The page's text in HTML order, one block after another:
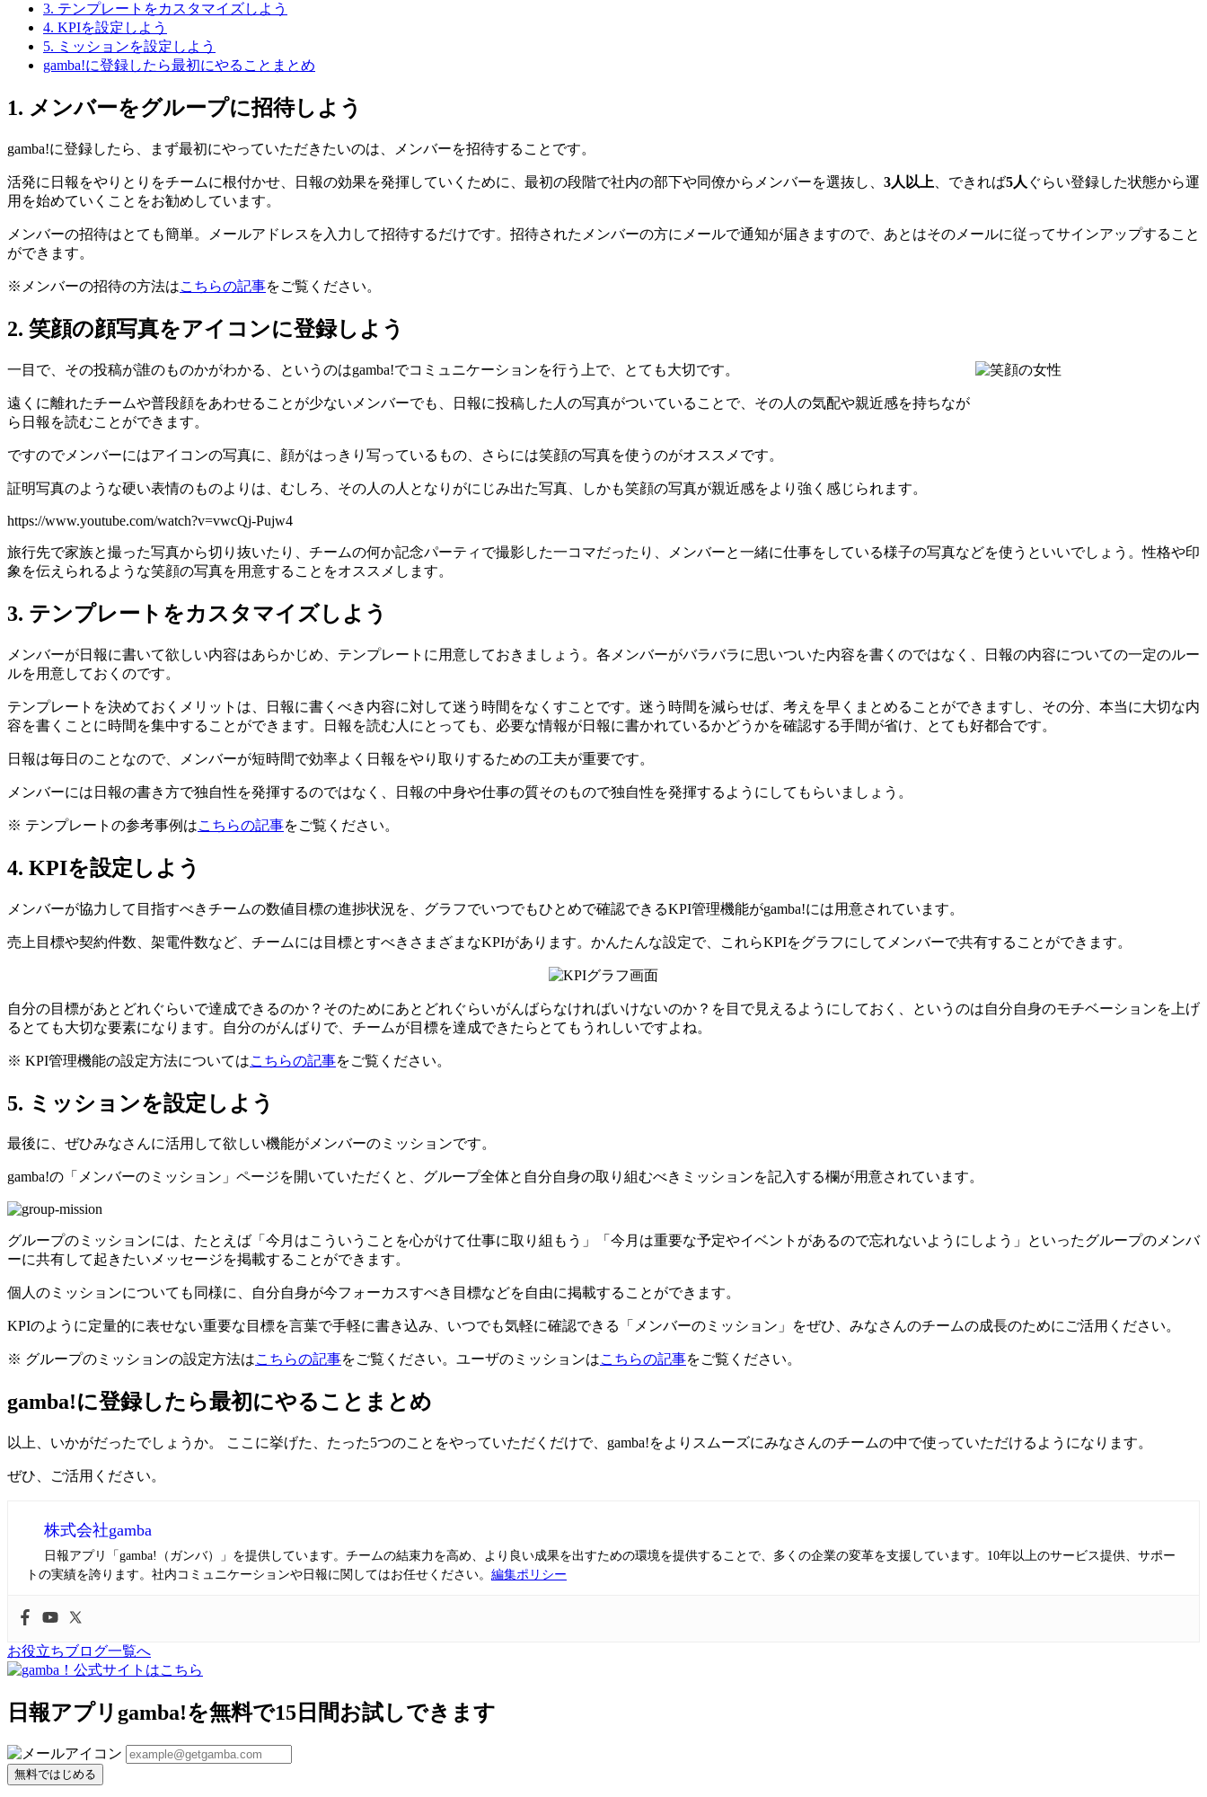
3. テンプレートをカスタマイズしよう
4. KPIを設定しよう
5. ミッションを設定しよう
gamba!に登録したら最初にやることまとめ
1. メンバーをグループに招待しよう
gamba!に登録したら、まず最初にやっていただきたいのは、メンバーを招待することです。
活発に日報をやりとりをチームに根付かせ、日報の効果を発揮していくために、最初の段階で社内の部下や同僚からメンバーを選抜し、 3人以上 、できれば5人 ぐらい登録した状態から運
用を始めていくことをお勧めしています。
メンバーの招待はとても簡単。メールアドレスを入力して招待するだけです。招待されたメンバーの方にメールで通知が届きますので、あとはそのメールに従ってサインアップすること
ができます。
※メンバーの招待の方法はこちらの記事をご覧ください。
2. 笑顔の顔写真をアイコンに登録しよう
一目で、その投稿が誰のものかがわかる、というのはgamba!でコミュニケーションを行う上で、とても大切です。
遠くに離れたチームや普段顔をあわせることが少ないメンバーでも、日報に投稿した人の写真がついていることで、その人の気配や親近感を持ちなが
ら日報を読むことができます。
ですのでメンバーにはアイコンの写真に、顔がはっきり写っているもの、さらには笑顔の写真を使うのがオススメです。
証明写真のような硬い表情のものよりは、むしろ、その人の人となりがにじみ出た写真、しかも笑顔の写真が親近感をより強く感じられます。
https://www.youtube.com/watch?v=vwcQj-Pujw4
旅行先で家族と撮った写真から切り抜いたり、チームの何か記念パーティで撮影した一コマだったり、メンバーと一緒に仕事をしている様子の写真などを使うといいでしょう。性格や印
象を伝えられるような笑顔の写真を用意することをオススメします。
3. テンプレートをカスタマイズしよう
メンバーが日報に書いて欲しい内容はあらかじめ、テンプレートに用意しておきましょう。各メンバーがバラバラに思いついた内容を書くのではなく、日報の内容についての一定のルー
ルを用意しておくのです。
テンプレートを決めておくメリットは、日報に書くべき内容に対して迷う時間をなくすことです。迷う時間を減らせば、考えを早くまとめることができますし、その分、本当に大切な内
容を書くことに時間を集中することができます。日報を読む人にとっても、必要な情報が日報に書かれているかどうかを確認する手間が省け、とても好都合です。
日報は毎日のことなので、メンバーが短時間で効率よく日報をやり取りするための工夫が重要です。
メンバーには日報の書き方で独自性を発揮するのではなく、日報の中身や仕事の質そのもので独自性を発揮するようにしてもらいましょう。
※ テンプレートの参考事例はこちらの記事をご覧ください。
4. KPIを設定しよう
メンバーが協力して目指すべきチームの数値目標の進捗状況を、グラフでいつでもひとめで確認できるKPI管理機能がgamba!には用意されています。
売上目標や契約件数、架電件数など、チームには目標とすべきさまざまなKPIがあります。かんたんな設定で、これらKPIをグラフにしてメンバーで共有することができます。
自分の目標があとどれぐらいで達成できるのか？そのためにあとどれぐらいがんばらなければいけないのか？を目で見えるようにしておく、というのは自分自身のモチベーションを上げ
るとても大切な要素になります。自分のがんばりで、チームが目標を達成できたらとてもうれしいですよね。
※ KPI管理機能の設定方法についてはこちらの記事をご覧ください。
5. ミッションを設定しよう
最後に、ぜひみなさんに活用して欲しい機能がメンバーのミッションです。
gamba!の「メンバーのミッション」ページを開いていただくと、グループ全体と自分自身の取り組むべきミッションを記入する欄が用意されています。
グループのミッションには、たとえば「今月はこういうことを心がけて仕事に取り組もう」「今月は重要な予定やイベントがあるので忘れないようにしよう」といったグループのメンバ
ーに共有して起きたいメッセージを掲載することができます。
個人のミッションについても同様に、自分自身が今フォーカスすべき目標などを自由に掲載することができます。
KPIのように定量的に表せない重要な目標を言葉で手軽に書き込み、いつでも気軽に確認できる「メンバーのミッション」をぜひ、みなさんのチームの成長のためにご活用ください。
※ グループのミッションの設定方法はこちらの記事をご覧ください。ユーザのミッションはこちらの記事をご覧ください。
gamba!に登録したら最初にやることまとめ
以上、いかがだったでしょうか。 ここに挙げた、たった5つのことをやっていただくだけで、gamba!をよりスムーズにみなさんのチームの中で使っていただけるようになります。
ぜひ、ご活用ください。
株式会社gamba
日報アプリ「gamba!（ガンバ）」を提供しています。チームの結束力を高め、より良い成果を出すための環境を提供することで、多くの企業の変革を支援しています。10年以上のサービス提供、サポー
トの実績を誇ります。社内コミュニケーションや日報に関してはお任せください。 編集ポリシー
お役立ちブログ一覧へ
日報アプリgamba!を無料で15日間お試しできます
無料ではじめる